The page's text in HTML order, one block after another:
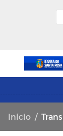
Início